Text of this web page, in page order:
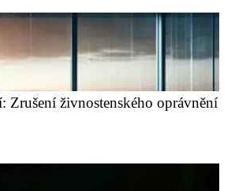
Zrušení živnostenského oprávnění